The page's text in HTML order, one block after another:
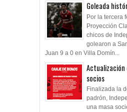
Goleada
Por la tercera
Proyección
chicos de
golearon a
Juan 9 a 0 en Villa Domín...
Actualización
socios
Finalizada la
padrón,
una masa